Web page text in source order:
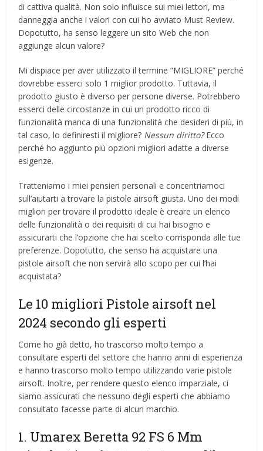
di cattiva qualità. Non solo influisce sui miei lettori, ma
danneggia anche i valori con cui ho avviato Must Review.
Dopotutto, ha senso leggere un sito Web che non
aggiunge alcun valore?
Mi dispiace per aver utilizzato il termine “MIGLIORE” perché
dovrebbe esserci solo 1 miglior prodotto. Tuttavia, il
prodotto giusto è diverso per persone diverse. Potrebbero
esserci delle circostanze in cui un prodotto ricco di
funzionalità manca di una funzionalità che desideri di più, in
tal caso, lo definiresti il ​​migliore? Nessun diritto?Ecco
perché ho aggiunto più opzioni migliori adatte a diverse
esigenze.
Tratteniamo i miei pensieri personali e concentriamoci
sull’aiutarti a trovare la pistole airsoft giusta. Uno dei modi
migliori per trovare il prodotto ideale è creare un elenco
delle funzionalità o dei requisiti di cui hai bisogno e
assicurarti che l’opzione che hai scelto corrisponda alle tue
preferenze. Dopotutto, che senso ha acquistare una
pistole airsoft che non servirà allo scopo per cui l’hai
acquistata?
Le 10 migliori Pistole airsoft nel
2024 secondo gli esperti
Come ho già detto, ho trascorso molto tempo a
consultare esperti del settore che hanno anni di esperienza
e hanno trascorso molto tempo utilizzando varie pistole
airsoft. Inoltre, per rendere questo elenco imparziale, ci
siamo assicurati che nessuno degli esperti che abbiamo
consultato facesse parte di alcun marchio.
1. Umarex Beretta 92 FS 6 Mm